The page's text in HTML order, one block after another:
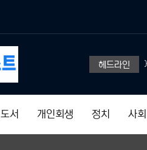
헤드라인
스마트홈에서
도서 개인회생 정치 사회